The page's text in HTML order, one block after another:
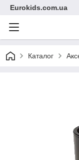
Eurokids.com.ua
Каталог